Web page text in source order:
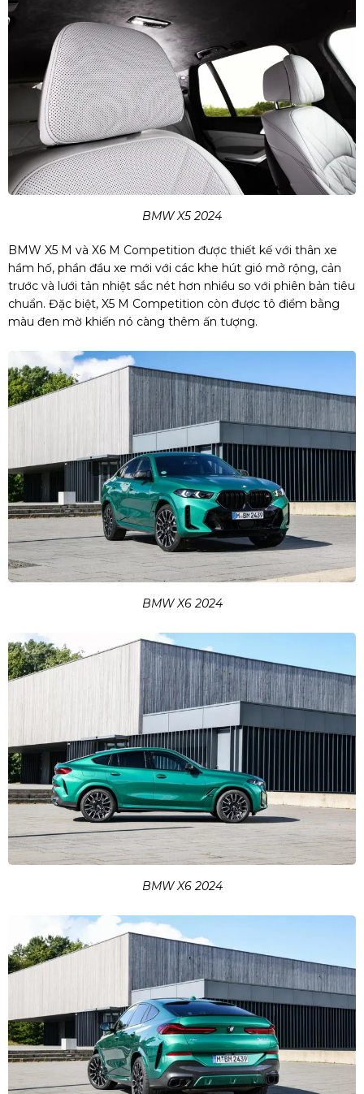
BMW X5 2024
BMW X5 M và X6 M Competition được thiết kế với thân xe
hầm hố, phần đầu xe mới với các khe hút gió mở rộng, cản
trước và lưới tản nhiệt sắc nét hơn nhiều so với phiên bản tiêu
chuẩn. Đặc biệt, X5 M Competition còn được tô điểm bằng
màu đen mờ khiến nó càng thêm ấn tượng.
BMW X6 2024
BMW X6 2024